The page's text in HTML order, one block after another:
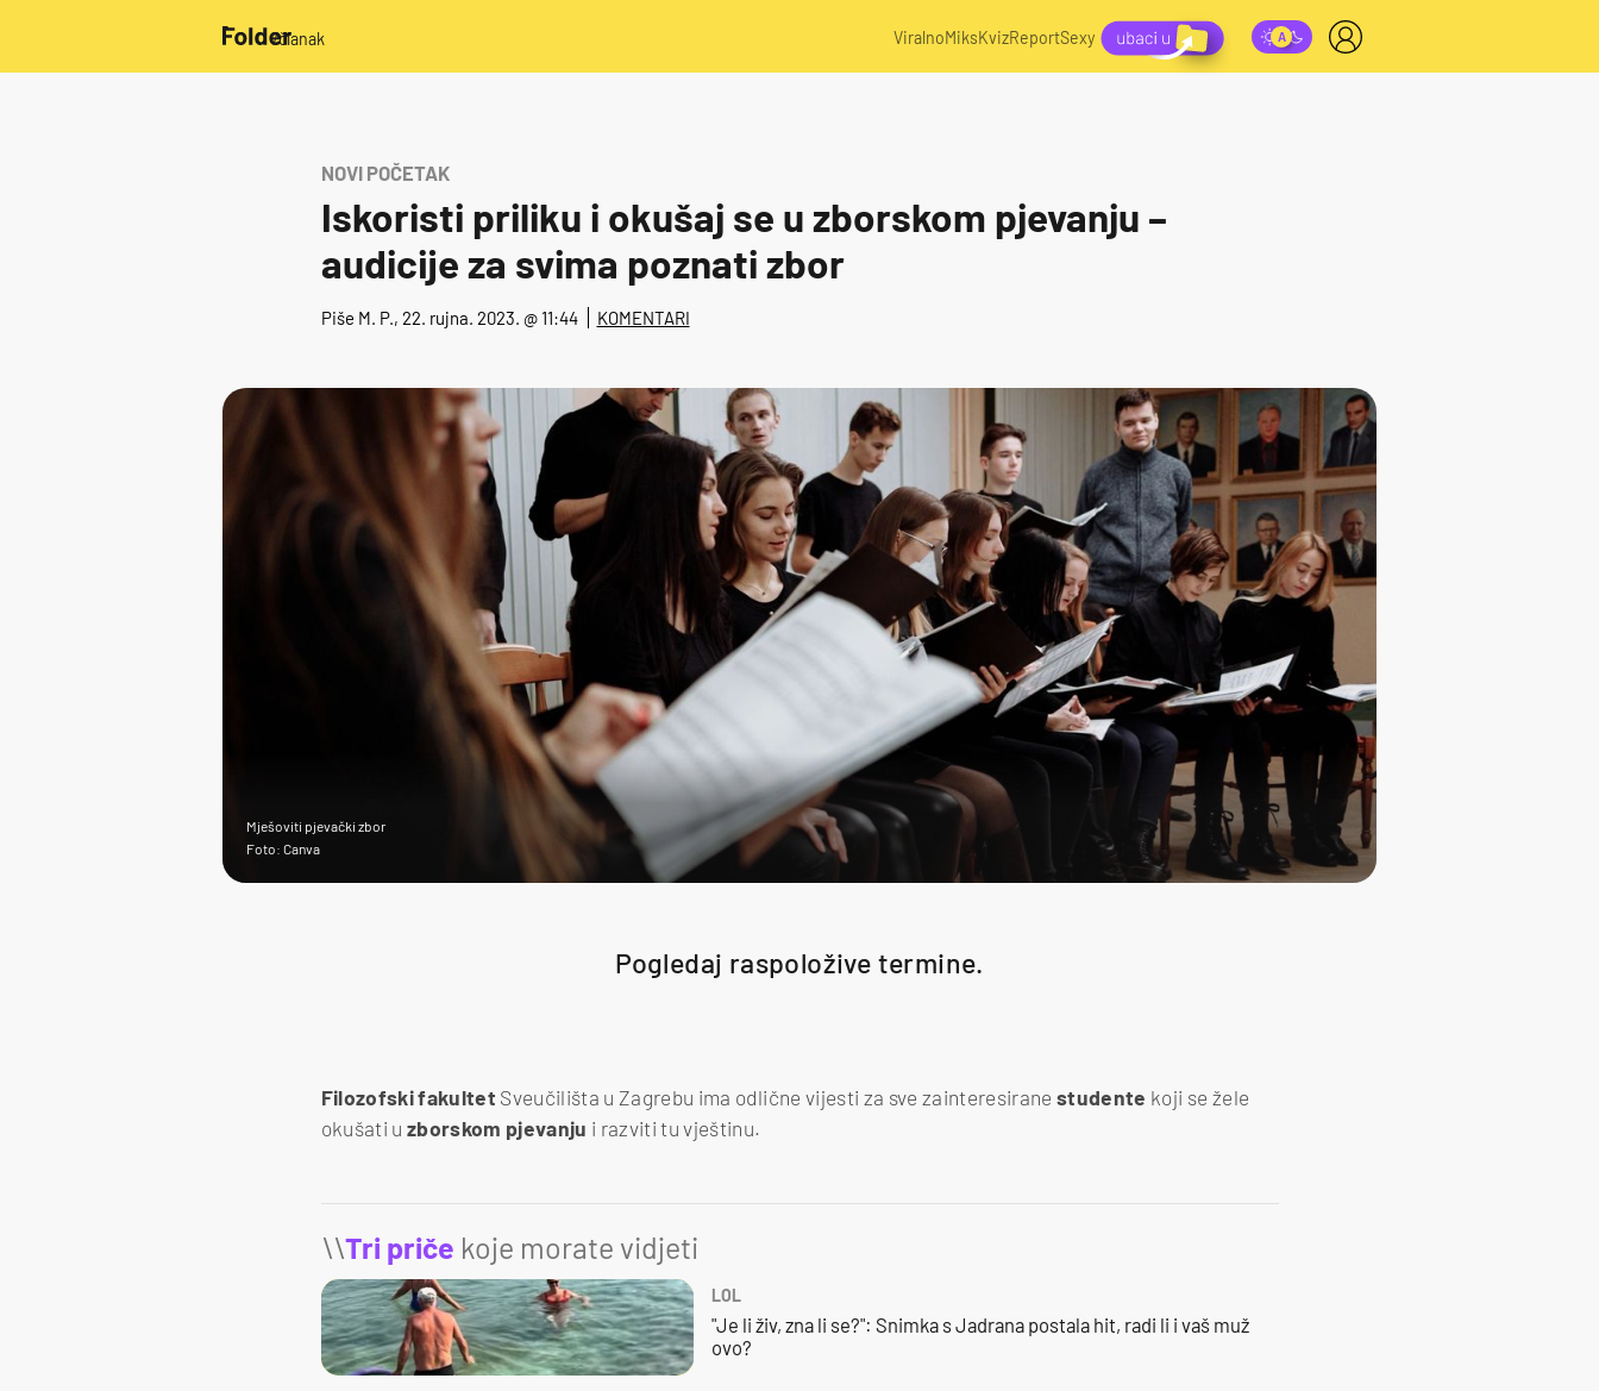
/članak ViralnoMiksKvizReportSexy
NOVI POČETAK
Iskoristi priliku i okušaj se u zborskom pjevanju –
audicije za svima poznati zbor
Piše M. P., 22. rujna. 2023. @ 11:44 KOMENTARI
Mješoviti pjevački zbor
Foto: Canva
Pogledaj raspoložive termine.
Filozofskifakultet Sveučilišta u Zagrebu ima odlične vijesti za sve zainteresiranestudente koji se žele
okušati u zborskom pjevanju i razviti tu vještinu.
\\Tri priče koje morate vidjeti
LOL
"Je li živ, zna li se?": Snimka s Jadrana postala hit, radi li i vaš muž
ovo?